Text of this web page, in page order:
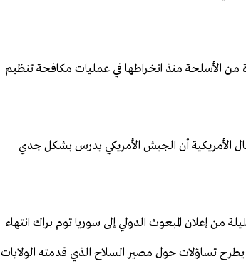
الأسلحة منذ انخراطها في عمليات مكافحة تنظيم
الأمريكية أن الجيش الأمريكي يدرس بشكل جدي
إعلان المبعوث الدولي إلى سوريا توم براك انتهاء
يطرح تساؤلات حول مصير السلاح الذي قدمته الولايات